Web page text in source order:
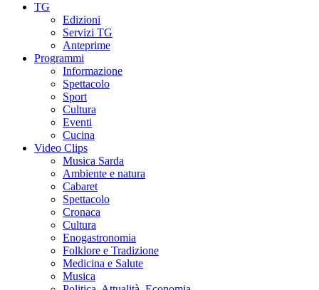
TG
Edizioni
Servizi TG
Anteprime
Programmi
Informazione
Spettacolo
Sport
Cultura
Eventi
Cucina
Video Clips
Musica Sarda
Ambiente e natura
Cabaret
Spettacolo
Cronaca
Cultura
Enogastronomia
Folklore e Tradizione
Medicina e Salute
Musica